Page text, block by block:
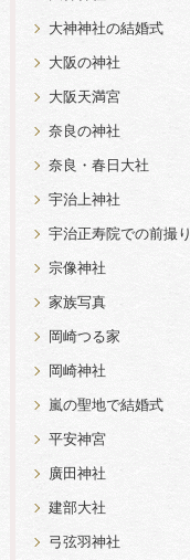
大神神社の結婚式
大阪の神社
大阪天満宮
奈良の神社
奈良・春日大社
宇治上神社
宇治正寿院での前撮り
宗像神社
家族写真
岡崎つる家
岡崎神社
嵐の聖地で結婚式
平安神宮
廣田神社
建部大社
弓弦羽神社